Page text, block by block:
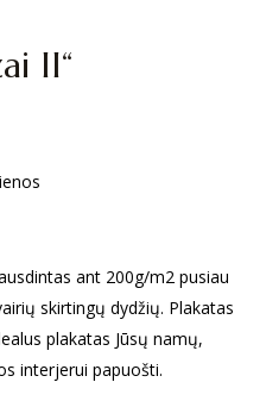
II“
ant 200g/m2 pusiau
skirtingų dydžių. Plakatas
plakatas Jūsų namų,
interjerui papuošti.